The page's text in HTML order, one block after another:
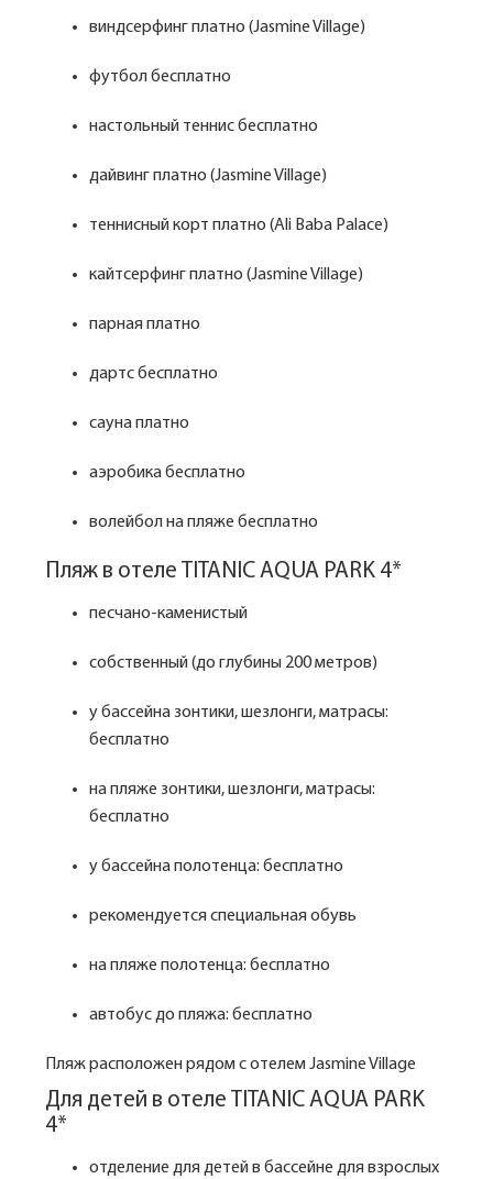
виндсерфинг платно (Jasmine Village)
футбол бесплатно
настольный теннис бесплатно
дайвинг платно (Jasmine Village)
теннисный корт платно (Ali Baba Palace)
кайтсерфинг платно (Jasmine Village)
парная платно
дартс бесплатно
сауна платно
аэробика бесплатно
волейбол на пляже бесплатно
Пляж в отеле TITANIC AQUA PARK 4*
песчано-каменистый
собственный (до глубины 200 метров)
у бассейна зонтики, шезлонги, матрасы:
бесплатно
на пляже зонтики, шезлонги, матрасы:
бесплатно
у бассейна полотенца: бесплатно
рекомендуется специальная обувь
на пляже полотенца: бесплатно
автобус до пляжа: бесплатно
Пляж расположен рядом с отелем Jasmine Village
Для детей в отеле TITANIC AQUA PARK
4*
отделение для детей в бассейне для взрослых